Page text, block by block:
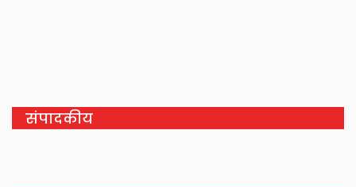
संपादकीय